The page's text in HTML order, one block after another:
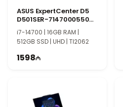
ASUS ExpertCenter D5
D501SER-7147000550
90PF05M1-M016A0
i7-14700 | 16GB RAM |
512GB SSD | UHD | TI2062
1598